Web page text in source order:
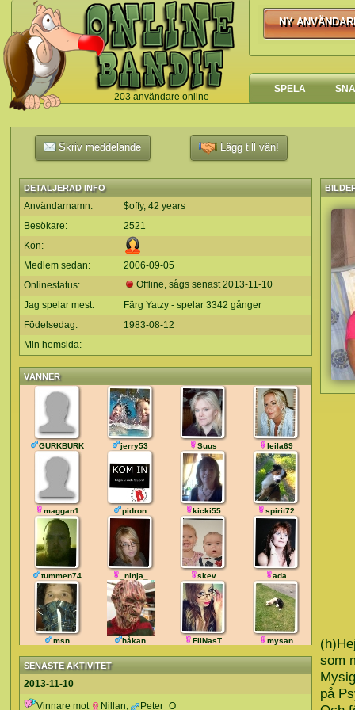
203 användare online
`
NY
NY
SPELA
Skriv meddelande Lägg till vän!
DETALJERAD INFO
Användarnamn:
$offy, 42 years
Besökare:
2521
Kön:
Medlem sedan:
2006-09-05
Onlinestatus:
Offline, sågs senast2013-11-10
Jag spelar mest:
Färg Yatzy - spelar 3342 gånger
Födelsedag:
1983-08-12
Min hemsida:
VÄNNER
GURKBURK jerry53 Suus leila69
maggan1 pidron kicki55 spirit72
tummen74 _ninja_ skev ada
msn håkan FiiNasT mysan
SENASTE AKTIVITET
2013-11-10
Vinnare mot
Nillan, Peter_O
som
på